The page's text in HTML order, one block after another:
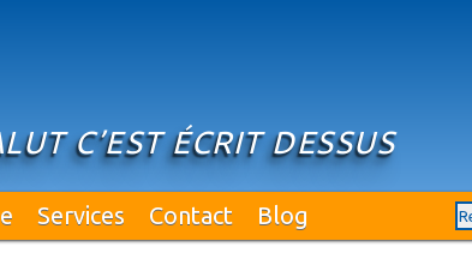
C’EST ÉCRIT DESSUS
Services Contact Blog